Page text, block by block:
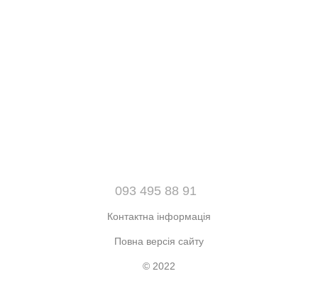
093 495 88 91
Контактна інформація
Повна версія сайту
© 2022